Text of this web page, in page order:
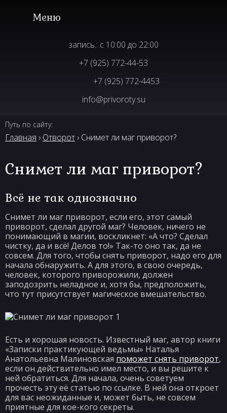
запись.: с 10:00 до 22:00
+7 (925) 772-44-53
+7 (925) 772-4453
info@privoroty.su
Путь по сайту:
Главная › Отворот › Снимет ли маг приворот?
Снимет ли маг приворот?
Всё не так однозначно
Снимет ли маг приворот, если его, этот самый
приворот, сделал другой маг? Человек, ничего не
понимающий в магии, воскликнет: «А что? Сделал
чистку, да и всё! Делов то!» Так-то оно так, да не
совсем. Для того, чтобы снять приворот, надо его для
начала обнаружить. А для этого, в свою очередь,
человек, которого приворожили, должен
заподозрить неладное и, хотя бы, предположить,
что тут присутствует магическое вмешательство.
Есть и хорошая новость. Известный маг, автор книги
«Записки практикующей ведьмы» Наталья
Анатольевна Малиновская поможет снять приворот,
если он действительно имел место, и вы решите к
ней обратиться. Для начала, очень советуем
прочесть эту её статью по ссылке. В ней она откроет
для вас неожиданные и, может быть, не совсем
приятные для кое-кого секреты.